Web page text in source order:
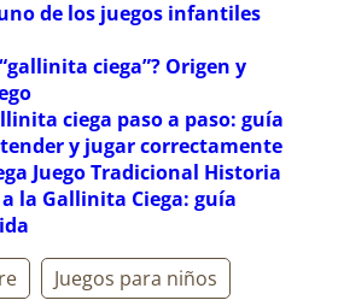
de los juegos infantiles
ciega”? Origen y
ciega paso a paso: guía
y jugar correctamente
Juego Tradicional Historia
la Gallinita Ciega: guía
Juegos para niños